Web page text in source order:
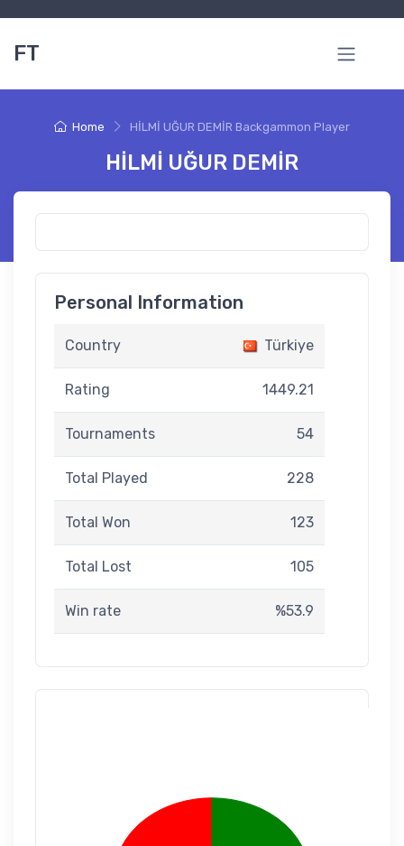
FT
Home HİLMİ UĞUR DEMİR Backgammon Player
HİLMİ UĞUR DEMİR
Personal Information
Country Türkiye
Rating 1449.21
Tournaments 54
Total Played 228
Total Won 123
Total Lost 105
Win rate %53.9